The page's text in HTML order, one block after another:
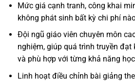
Mức giá cạnh tranh, công khai
không phát sinh bất kỳ chi phí
Đội ngũ giáo viên chuyên môn
nghiệm, giúp quá trình truyền đạt
và phù hợp với từng khả năng
Linh hoạt điều chỉnh bài giảng